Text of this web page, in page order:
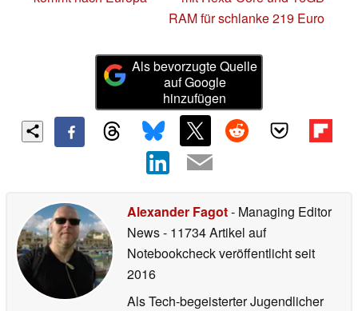
RAM für schlanke 219 Euro
Als bevorzugte Quelle
auf Google
hinzufügen
Alexander Fagot- Managing Editor
News- 11734 Artikel auf
Notebookcheck veröffentlichtseit
2016
Als Tech-begeisterter Jugendlicher